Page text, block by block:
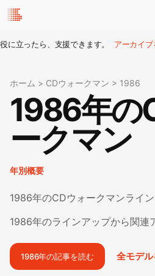
役に立ったら、支援できます。 アーカイブ
ホーム > CDウォークマン > 1986
1986年の
ークマン
年別概要
1986年のCDウォークマンライ
1986年のラインアップから関連
1986年の記事を読む 全モデ